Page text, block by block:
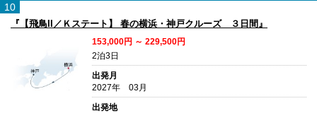
10
『【飛鳥II／Ｋステート】 春の横浜・神戸クルーズ ３日間』
153,000円 ～ 229,500円
2泊3日
出発月
2027年 03月
出発地